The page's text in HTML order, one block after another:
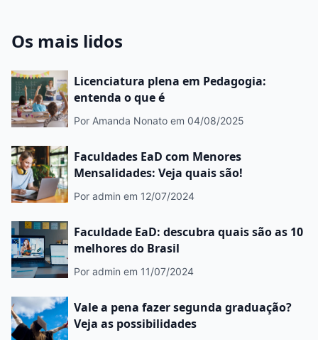
Os mais lidos
Licenciatura plena em Pedagogia:
entenda o que é
Por Amanda Nonato em 04/08/2025
Faculdades EaD com Menores
Mensalidades: Veja quais são!
Por admin em 12/07/2024
Faculdade EaD: descubra quais são as 10
melhores do Brasil
Por admin em 11/07/2024
Vale a pena fazer segunda graduação?
Veja as possibilidades